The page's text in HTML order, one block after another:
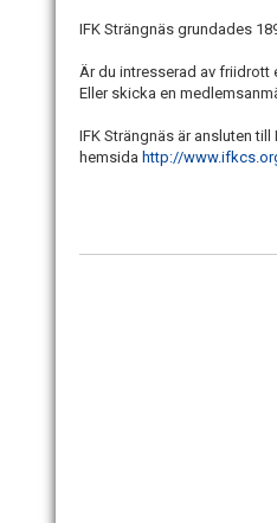
IFK Strängnäs grundades
Är du intresserad av friidrott
Eller skicka en
IFK Strängnäs är ansluten
hemsida http://